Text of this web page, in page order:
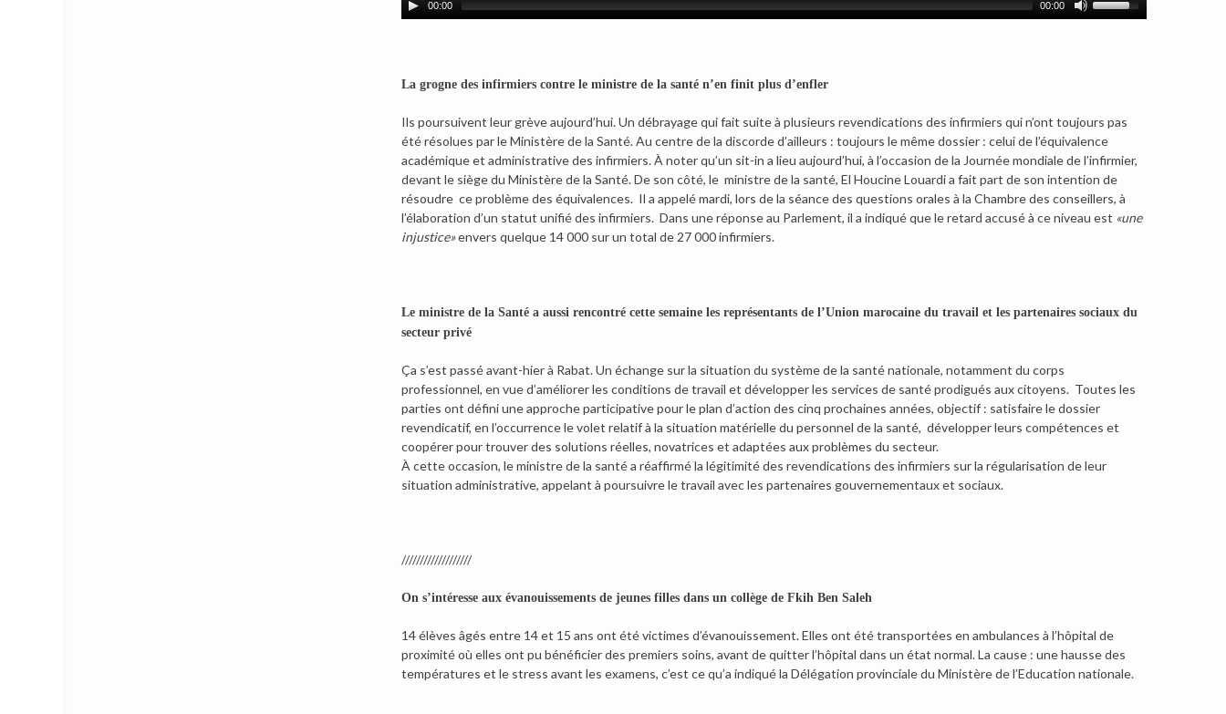
00:00 00:00
La grogne des infirmiers contre le ministre de la santé n’en finit plus d’enfler
Ils poursuivent leur grève aujourd’hui. Un débrayage qui fait suite à plusieurs revendications des infirmiers qui n’ont toujours pas
été résolues par le Ministère de la Santé. Au centre de la discorde d’ailleurs : toujours le même dossier : celui de l’équivalence
académique et administrative des infirmiers. À noter qu’un sit-in a lieu aujourd’hui, à l’occasion de la Journée mondiale de l’infirmier,
devant le siège du Ministère de la Santé. De son côté, le ministre de la santé, El Houcine Louardi a fait part de son intention de
résoudre ce problème des équivalences. Il a appelé mardi, lors de la séance des questions orales à la Chambre des conseillers, à
l’élaboration d’un statut unifié des infirmiers. Dans une réponse au Parlement, il a indiqué que le retard accusé à ce niveau est «une
injustice» envers quelque 14 000 sur un total de 27 000 infirmiers.
Le ministre de la Santé a aussi rencontré cette semaine les représentants de l’Union marocaine du travail et les partenaires sociaux du
secteur privé
Ça s’est passé avant-hier à Rabat. Un échange sur la situation du système de la santé nationale, notamment du corps
professionnel, en vue d’améliorer les conditions de travail et développer les services de santé prodigués aux citoyens. Toutes les
parties ont défini une approche participative pour le plan d’action des cinq prochaines années, objectif : satisfaire le dossier
revendicatif, en l’occurrence le volet relatif à la situation matérielle du personnel de la santé, développer leurs compétences et
coopérer pour trouver des solutions réelles, novatrices et adaptées aux problèmes du secteur.
À cette occasion, le ministre de la santé a réaffirmé la légitimité des revendications des infirmiers sur la régularisation de leur
situation administrative, appelant à poursuivre le travail avec les partenaires gouvernementaux et sociaux.
///////////////////
On s’intéresse aux évanouissements de jeunes filles dans un collège de Fkih Ben Saleh
14 élèves âgés entre 14 et 15 ans ont été victimes d’évanouissement. Elles ont été transportées en ambulances à l’hôpital de
proximité où elles ont pu bénéficier des premiers soins, avant de quitter l’hôpital dans un état normal. La cause : une hausse des
températures et le stress avant les examens, c’est ce qu’a indiqué la Délégation provinciale du Ministère de l’Education nationale.